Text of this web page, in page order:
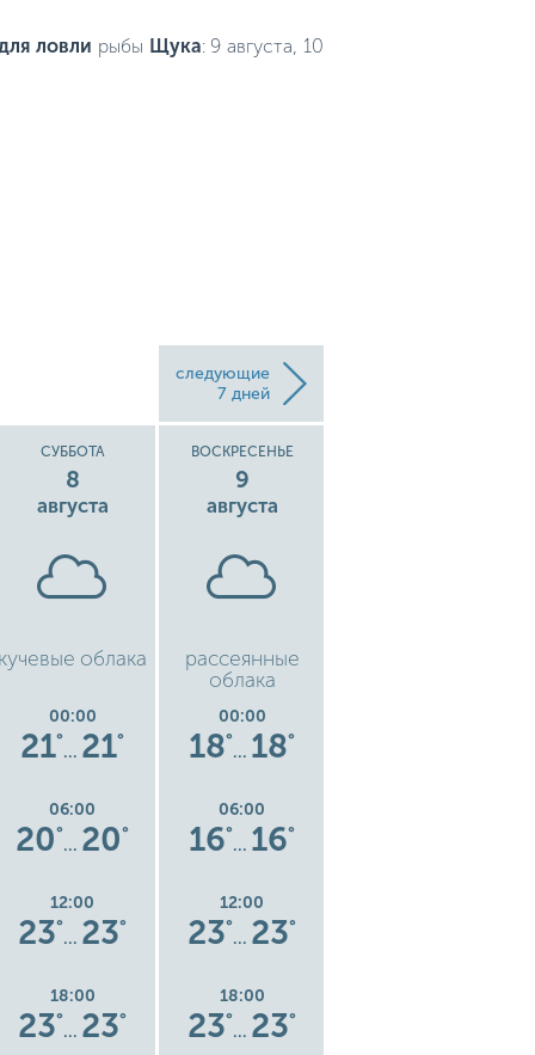
ловли рыбы Щука: 9 августа, 10
следующие
7 дней
СУББОТА
8
августа
облака
00:00
21°
… 21°
06:00
20°
… 20°
12:00
23°
… 23°
18:00
23°
… 23°
ВОСКРЕСЕНЬЕ
9
августа
рассеянные
облака
00:00
18°
… 18°
06:00
16°
… 16°
12:00
23°
… 23°
18:00
23°
… 23°